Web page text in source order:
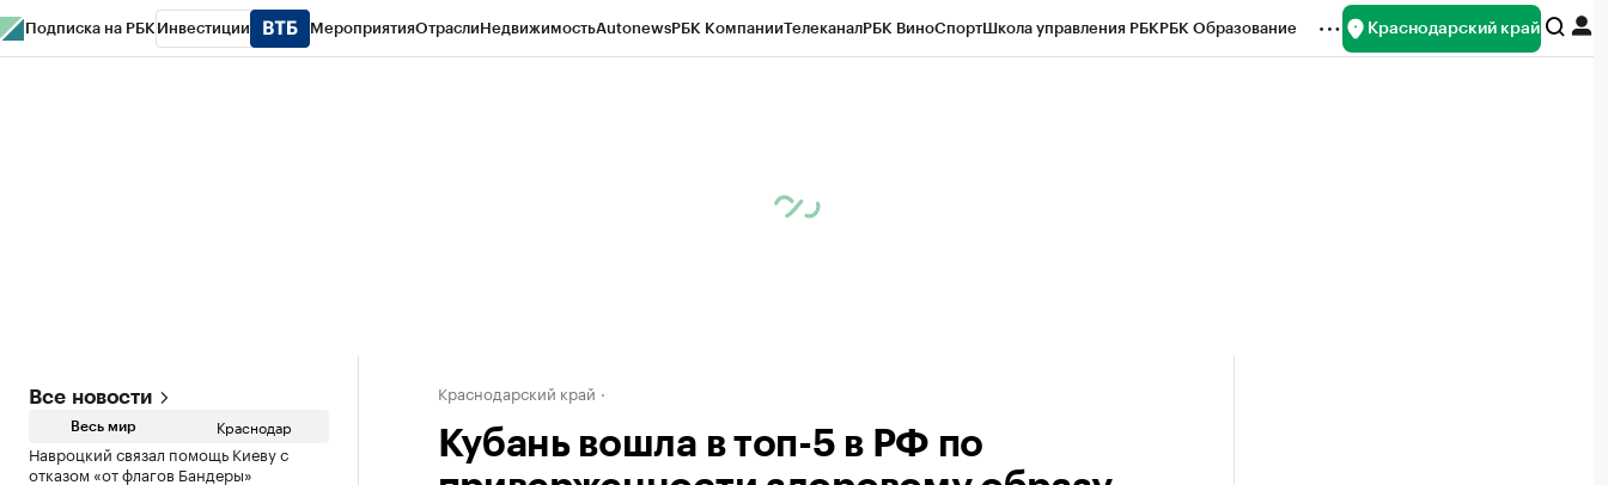
Подписка на РБК Инвестиции МероприятияОтраслиНедвижимостьAutonewsРБК КомпанииТелеканалРБК ВиноСпортШкола управления РБКРБК Образование Краснодарский край
Все новости
Весь мир Краснодар
Навроцкий связал помощь Киеву с
отказом «от флагов Бандеры»
Краснодарский край
Кубань вошла в топ-5 в РФ по